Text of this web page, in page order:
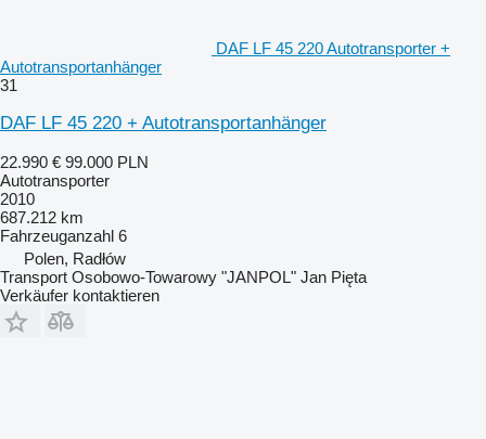
DAF LF 45 220 Autotransporter +
Autotransportanhänger
31
DAF LF 45 220 + Autotransportanhänger
22.990 € 99.000 PLN
Autotransporter
2010
687.212 km
Fahrzeuganzahl 6
Polen, Radłów
Transport Osobowo-Towarowy "JANPOL" Jan Pięta
Verkäufer kontaktieren